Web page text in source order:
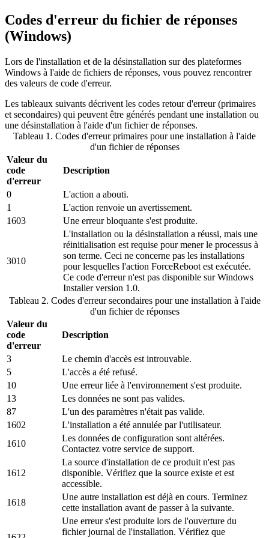
Codes d'erreur du fichier de réponses
(Windows)
Lors de l'installation et de la désinstallation sur des plateformes
Windows à l'aide de fichiers de réponses, vous pouvez rencontrer
des valeurs de code d'erreur.
Les tableaux suivants décrivent les codes retour d'erreur (primaires
et secondaires) qui peuvent être générés pendant une installation ou
une désinstallation à l'aide d'un fichier de réponses.
Tableau 1. Codes d'erreur primaires pour une installation à l'aide
d'un fichier de réponses
Valeur du
code
d'erreur
Description
0
L'action a abouti.
1
L'action renvoie un avertissement.
1603
Une erreur bloquante s'est produite.
3010
L'installation ou la désinstallation a réussi, mais une
réinitialisation est requise pour mener le processus à
son terme. Ceci ne concerne pas les installations
pour lesquelles l'action ForceReboot est exécutée.
Ce code d'erreur n'est pas disponible sur Windows
Installer version 1.0.
Tableau 2. Codes d'erreur secondaires pour une installation à l'aide
d'un fichier de réponses
Valeur du
code
d'erreur
Description
3
Le chemin d'accès est introuvable.
5
L'accès a été refusé.
10
Une erreur liée à l'environnement s'est produite.
13
Les données ne sont pas valides.
87
L'un des paramètres n'était pas valide.
1602
L'installation a été annulée par l'utilisateur.
1610
Les données de configuration sont altérées.
Contactez votre service de support.
1612
La source d'installation de ce produit n'est pas
disponible. Vérifiez que la source existe et est
accessible.
1618
Une autre installation est déjà en cours. Terminez
cette installation avant de passer à la suivante.
Une erreur s'est produite lors de l'ouverture du
fichier journal de l'installation. Vérifiez que